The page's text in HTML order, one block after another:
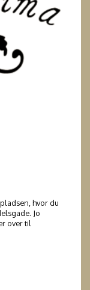
hvor du
Jo
over til